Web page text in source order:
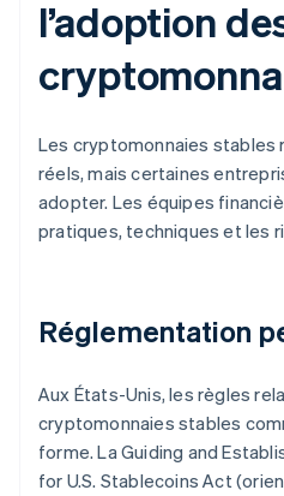
l’adoption
Les cryptomonnaies
réels, mais certaines
adopter. Les équipes
pratiques, techniques et les
Réglementation
Aux États-Unis, les règles
cryptomonnaies stables
forme. La Guiding and
for U.S. Stablecoins Act